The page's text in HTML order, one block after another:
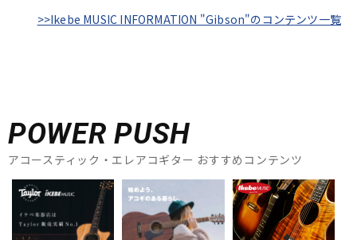
>>Ikebe MUSIC INFORMATION "Gibson"のコンテンツ一覧
POWER PUSH
アコースティック・エレアコギター おすすめコンテンツ